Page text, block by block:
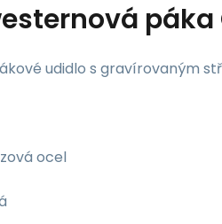
páka
udidlo s gravírovaným
ocel